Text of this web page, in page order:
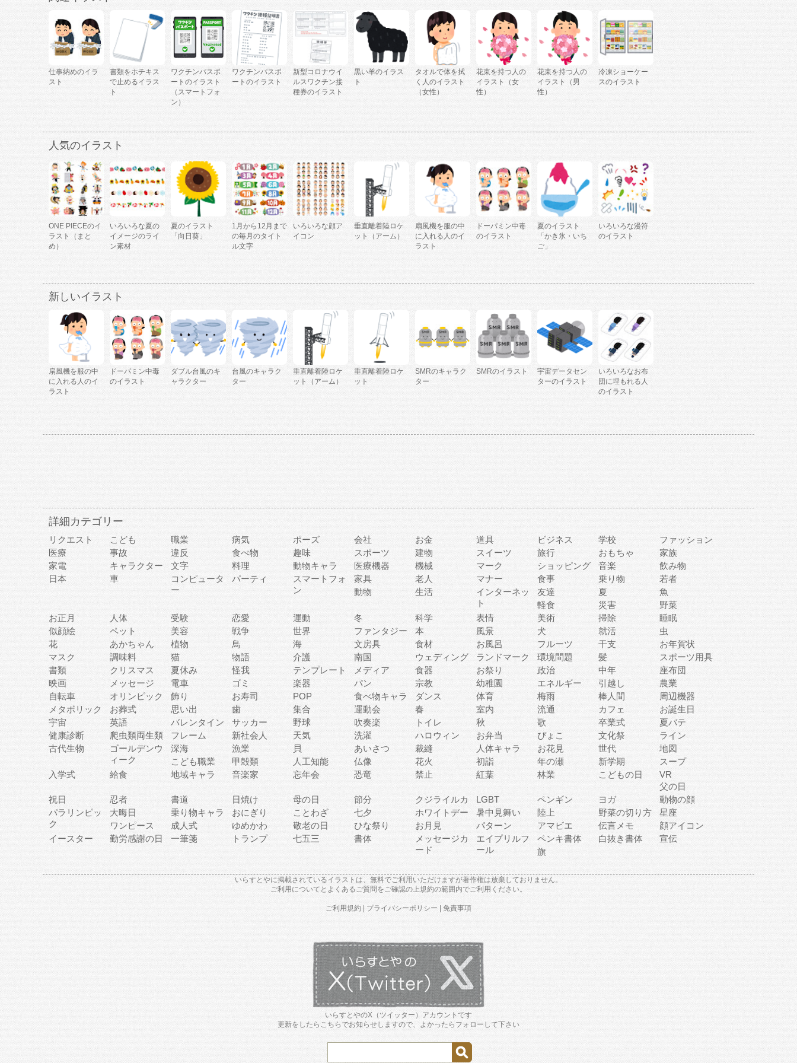
仕事納めのイラ
スト
書類をホチキス
で止めるイラス
ト
ワクチンパスポ
ートのイラスト
（スマートフォ
ン）
ワクチンパスポ
ートのイラスト
新型コロナウイ
ルスワクチン接
種券のイラスト
黒い羊のイラス
ト
タオルで体を拭
く人のイラスト
（女性）
花束を持つ人の
イラスト（女
性）
花束を持つ人の
イラスト（男
性）
冷凍ショーケー
スのイラスト
人気のイラスト
ONE PIECEのイ
ラスト（まと
め）
いろいろな夏の
イメージのライ
ン素材
夏のイラスト
「向日葵」
1月から12月まで
の毎月のタイト
ル文字
いろいろな顔ア
イコン
垂直離着陸ロケ
ット（アーム）
扇風機を服の中
に入れる人のイ
ラスト
ドーパミン中毒
のイラスト
夏のイラスト
「かき氷・いち
ご」
いろいろな漫符
のイラスト
新しいイラスト
扇風機を服の中
に入れる人のイ
ラスト
ドーパミン中毒
のイラスト
ダブル台風のキ
ャラクター
台風のキャラク
ター
垂直離着陸ロケ
ット（アーム）
垂直離着陸ロケ
ット
SMRのキャラク
ター
SMRのイラスト
宇宙データセン
ターのイラスト
いろいろなお布
団に埋もれる人
のイラスト
詳細カテゴリー
リクエスト こども 職業 病気 ポーズ 会社 お金 道具 ビジネス 学校
ファッション
医療
事故 違反 食べ物 趣味 スポーツ 建物 スイーツ 旅行 おもちゃ
家族
家電
キャラクター 文字 料理 動物キャラ 医療機器 機械 マーク ショッピング 音楽
飲み物
日本
車
コンピュータ
ー
パーティ
スマートフォ
ン
家具 老人 マナー 食事 乗り物
若者
動物
生活
インターネッ
ト
友達 夏
魚
軽食
災害
野菜
お正月
人体 受験 恋愛 運動 冬 科学 表情 美術 掃除
睡眠
似顔絵
ペット 美容 戦争 世界 ファンタジー 本 風景 犬 就活
虫
花
あかちゃん 植物 鳥 海 文房具 食材 お風呂 フルーツ 干支
お年賀状
マスク
調味料 猫 物語 介護 南国 ウェディング ランドマーク 環境問題 髪
スポーツ用具
書類
クリスマス 夏休み 怪我 テンプレート メディア 食器 お祭り 政治 中年
座布団
映画
メッセージ 電車 ゴミ 楽器 パン 宗教 幼稚園 エネルギー 引越し
農業
自転車
オリンピック 飾り お寿司 POP 食べ物キャラ ダンス 体育 梅雨 棒人間
周辺機器
メタボリック
お葬式 思い出 歯 集合 運動会 春 室内 流通 カフェ
お誕生日
宇宙
英語 バレンタイン サッカー 野球 吹奏楽 トイレ 秋 歌 卒業式
夏バテ
健康診断
爬虫類両生類 フレーム 新社会人 天気 洗濯 ハロウィン お弁当 ぴょこ 文化祭
ライン
古代生物
ゴールデンウ
ィーク
深海 漁業 貝 あいさつ 裁縫 人体キャラ お花見 世代
地図
こども職業
甲殻類 人工知能 仏像 花火 初詣 年の瀬 新学期
スープ
入学式
給食 地域キャラ 音楽家 忘年会 恐竜 禁止 紅葉 林業 こどもの日
VR
父の日
祝日
忍者 書道 日焼け 母の日 節分 クジライルカ LGBT ペンギン ヨガ
動物の顔
パラリンピッ
ク
大晦日 乗り物キャラ おにぎり ことわざ 七夕 ホワイトデー 暑中見舞い 陸上 野菜の切り方
星座
ワンピース
成人式 ゆめかわ 敬老の日 ひな祭り お月見 パターン アマビエ 伝言メモ
顔アイコン
イースター
勤労感謝の日 一筆箋 トランプ 七五三 書体
メッセージカ
ード
エイプリルフ
ール
ペンキ書体 白抜き書体
宣伝
旗
いらすとやに掲載されているイラストは、無料でご利用いただけますが著作権は放棄しておりません。
ご利用について と よくあるご質問をご確認の上規約の範囲内でご利用ください。
ご利用規約 プライバシーポリシー 免責事項
いらすとやのX（ツイッター）アカウントです
更新をしたらこちらでお知らせしますので、よかったらフォローして下さい